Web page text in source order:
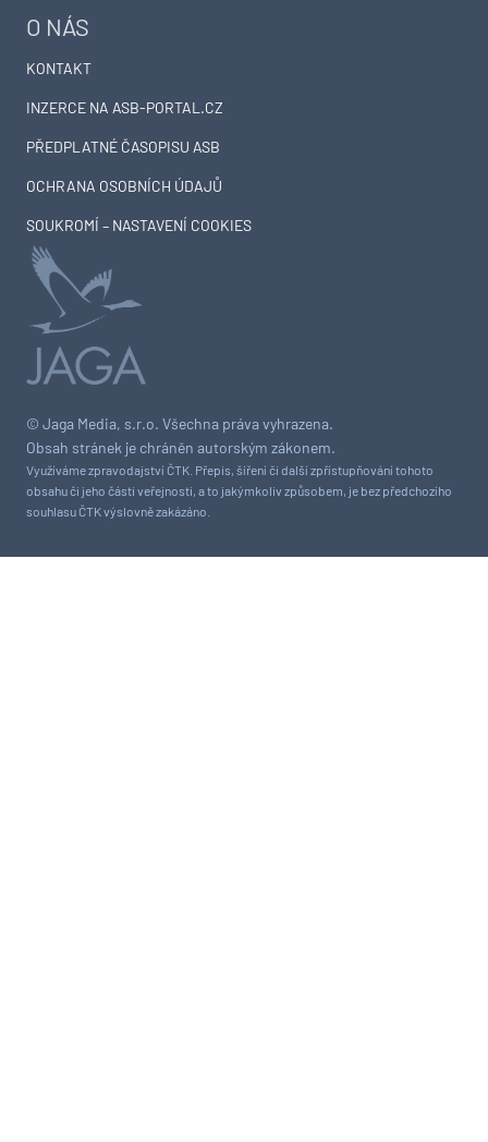
© Jaga Media, s.r.o. Všechna práva vyhrazena.
Obsah stránek je chráněn autorským zákonem.
Využíváme zpravodajství ČTK. Přepis, šíření či další zpřístupňování tohoto
obsahu či jeho části veřejnosti, a to jakýmkoliv způsobem, je bez předchozího
souhlasu ČTK výslovně zakázáno.
O NÁS
KONTAKT
INZERCE NA ASB-PORTAL.CZ
PŘEDPLATNÉ ČASOPISU ASB
OCHRANA OSOBNÍCH ÚDAJŮ
SOUKROMÍ – NASTAVENÍ COOKIES